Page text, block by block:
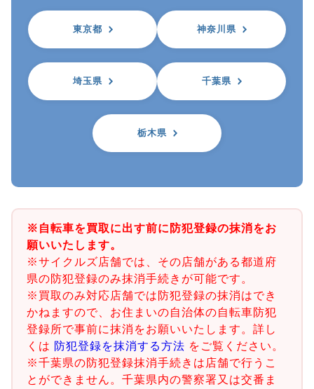
東京都 神奈川県
埼玉県 千葉県
栃木県
※自転車を買取に出す前に防犯登録の抹消をお
願いいたします。
※サイクルズ店舗では、その店舗がある都道府
県の防犯登録のみ抹消手続きが可能です。
※買取のみ対応店舗では防犯登録の抹消はでき
かねますので、お住まいの自治体の自転車防犯
登録所で事前に抹消をお願いいたします。詳し
くは 防犯登録を抹消する方法 をご覧ください。
※千葉県の防犯登録抹消手続きは店舗で行うこ
とができません。千葉県内の警察署又は交番ま